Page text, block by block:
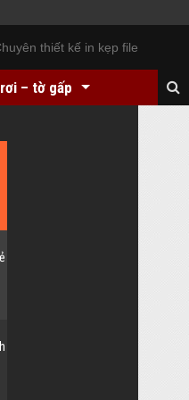
– tờ gấp